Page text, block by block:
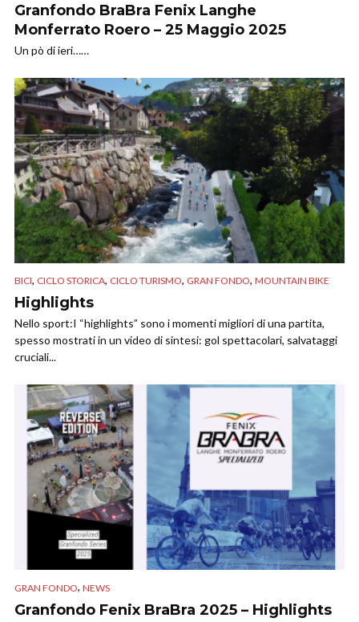
Granfondo BraBra Fenix Langhe
Monferrato Roero – 25 Maggio 2025
Un pò di ieri……
BICI, CICLO STORICA, CICLO TURISMO, GRAN FONDO, MOUNTAIN BIKE
Highlights
Nello sport:I “highlights” sono i momenti migliori di una partita,
spesso mostrati in un video di sintesi: gol spettacolari, salvataggi
cruciali...
GRAN FONDO, NEWS
Granfondo Fenix BraBra 2025 – Highlights